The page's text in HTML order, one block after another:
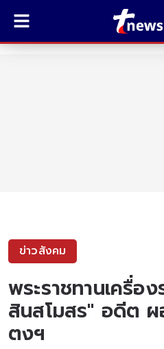
ข่าวสังคม
พระราชทานเครื่อ
สินสโมสร" อดีต ผ
ตงฯ